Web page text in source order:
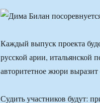
Каждый выпуск проекта
русской арии, итальянской
авторитетное жюри
Судить участников будут: